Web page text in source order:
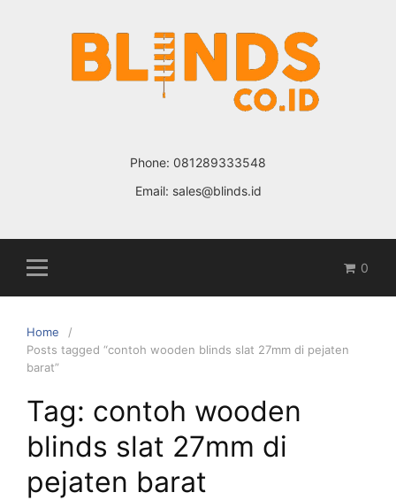
Phone: 081289333548
Email: sales@blinds.id
0
Home
Posts tagged “contoh wooden blinds slat 27mm di pejaten
barat”
Tag: contoh wooden
blinds slat 27mm di
pejaten barat